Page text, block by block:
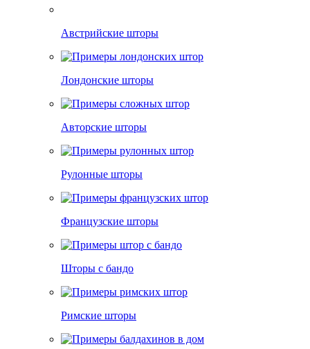
Австрийские шторы
Лондонские шторы
Авторские шторы
Рулонные шторы
Французские шторы
Шторы с бандо
Римские шторы